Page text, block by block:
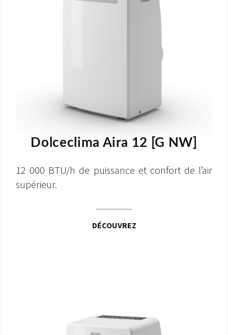
Dolceclima Aira 12 [G NW]
12 000 BTU/h de puissance et confort de l’air
supérieur.
DÉCOUVREZ